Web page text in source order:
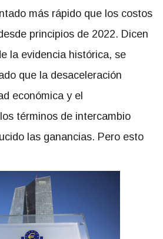
más rápido que los costos
principios de 2022. Dicen
la evidencia histórica, se
que la desaceleración
económica y el
términos de intercambio
las ganancias. Pero esto